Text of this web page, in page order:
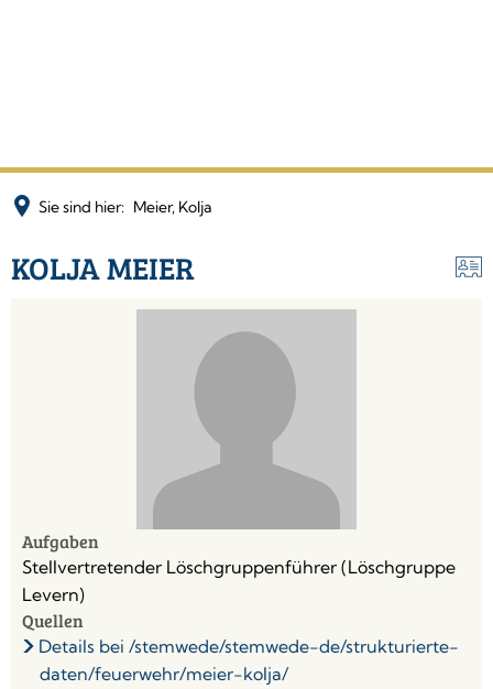
Sie sind hier: Meier, Kolja
KOLJA MEIER
Aufgaben
Stellvertretender Löschgruppenführer (Löschgruppe
Levern)
Quellen
Details bei /stemwede/stemwede-de/strukturierte-
daten/feuerwehr/meier-kolja/